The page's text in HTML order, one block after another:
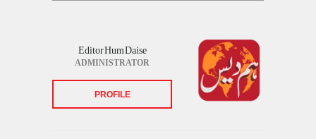
Editor Hum Daise
ADMINISTRATOR
PROFILE